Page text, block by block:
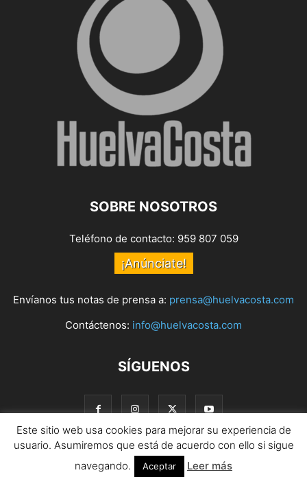
SOBRE NOSOTROS
Teléfono de contacto: 959 807 059
¡Anúnciate!
Envíanos tus notas de prensa a: prensa@huelvacosta.com
Contáctenos: info@huelvacosta.com
SÍGUENOS
© HuelvaCosta
Este sitio web usa cookies para mejorar su experiencia de
usuario. Asumiremos que está de acuerdo con ello si sigue
navegando.
Aceptar Leer más